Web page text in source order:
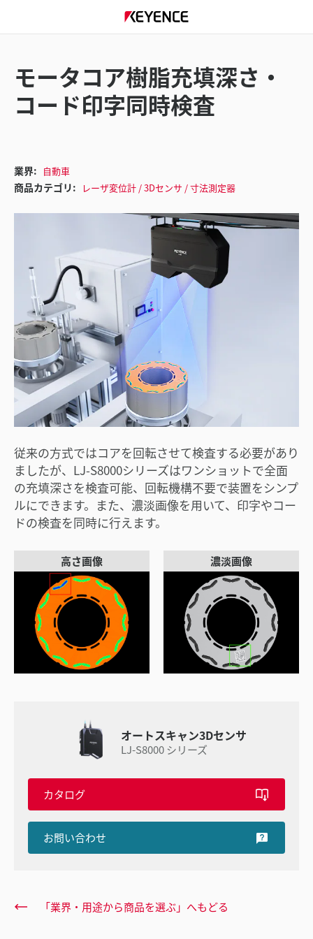
モータコア樹脂充填深さ・
コード印字同時検査
業界: 自動車
商品カテゴリ: レーザ変位計 / 3Dセンサ / 寸法測定器
従来の方式ではコアを回転させて検査する必要があり
ましたが、LJ-S8000シリーズはワンショットで全面
の充填深さを検査可能、回転機構不要で装置をシンプ
ルにできます。また、濃淡画像を用いて、印字やコー
ドの検査を同時に行えます。
高さ画像 濃淡画像
オートスキャン3Dセンサ
LJ-S8000 シリーズ
カタログ
お問い合わせ
「業界・用途から商品を選ぶ」へもどる